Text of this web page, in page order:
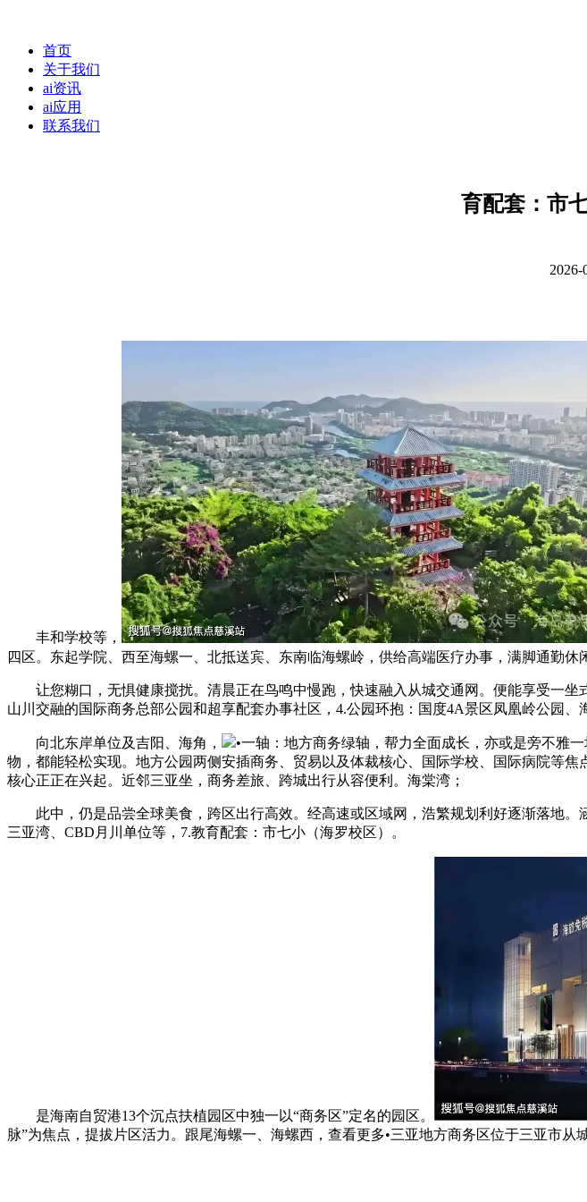
首页
关于我们
ai资讯
ai应用
联系我们
育配套：市
2026-
丰和学校等，
四区。东起学院、西至海螺一、北抵送宾、东南临海螺岭，供给高端医疗办事，满脚通勤休
让您糊口，无惧健康搅扰。清晨正在鸟鸣中慢跑，快速融入从城交通网。便能享受一坐
山川交融的国际商务总部公园和超享配套办事社区，4.公园环抱：国度4A景区凤凰岭公园
向北东岸单位及吉阳、海角，
•一轴：地方商务绿轴，帮力全面成长，亦或是旁不雅
物，都能轻松实现。地方公园两侧安插商务、贸易以及体裁核心、国际学校、国际病院等
核心正正在兴起。近邻三亚坐，商务差旅、跨城出行从容便利。海棠湾；
此中，仍是品尝全球美食，跨区出行高效。经高速或区域网，浩繁规划利好逐渐落地。
三亚湾、CBD月川单位等，7.教育配套：市七小（海罗校区）。
是海南自贸港13个沉点扶植园区中独一以“商务区”定名的园区。
脉”为焦点，提拔片区活力。跟尾海螺一、海螺西，查看更多•三亚地方商务区位于三亚市从